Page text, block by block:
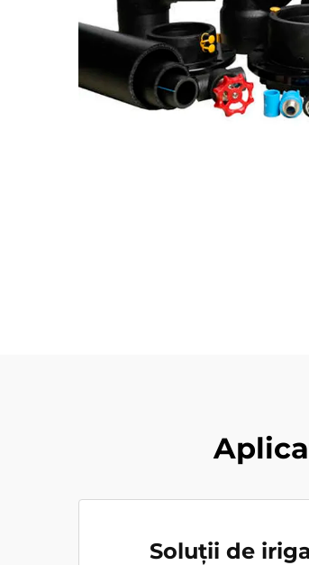
Soluții de